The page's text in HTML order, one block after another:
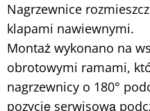
Nagrzewnice
klapami nawiewnymi.
Montaż wykonano na
obrotowymi ramami,
nagrzewnicy o 180°
pozycję serwisową